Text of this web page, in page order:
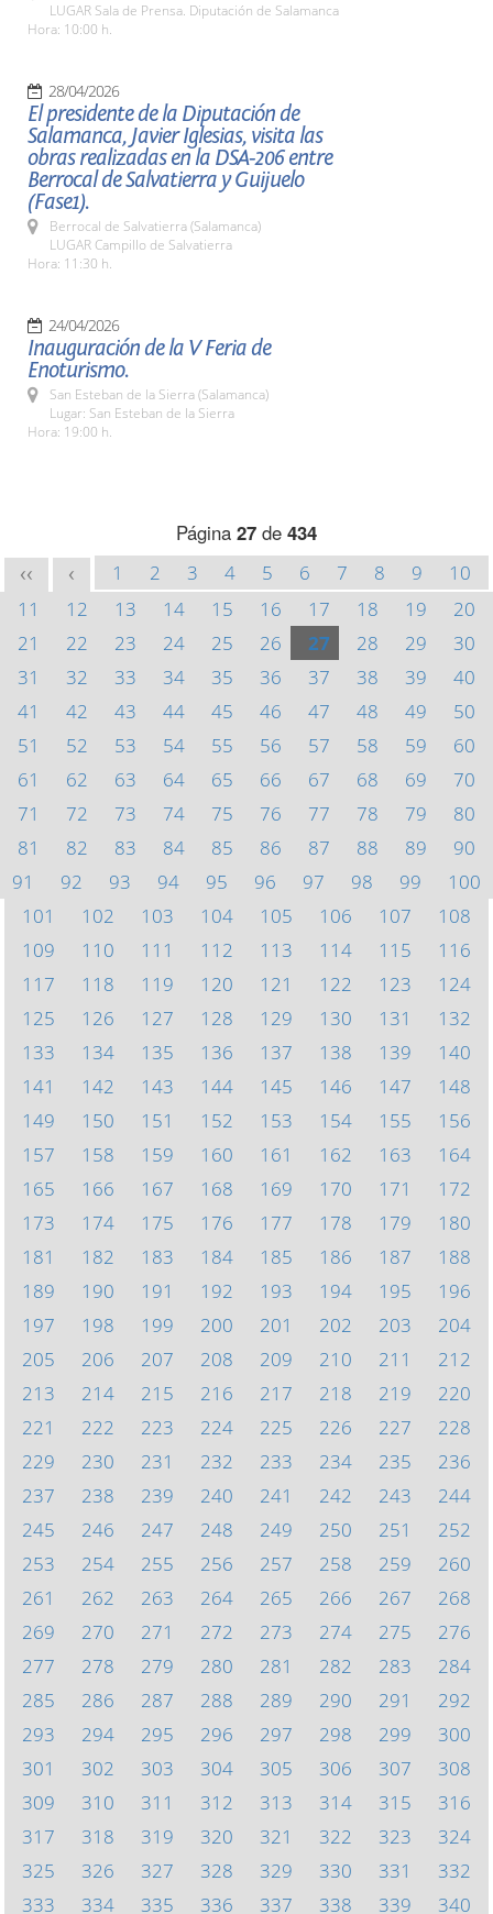
LUGAR Sala de Prensa. Diputación de Salamanca
Hora: 10:00 h.
28/04/2026
El presidente de la Diputación de
Salamanca, Javier Iglesias, visita las
obras realizadas en la DSA-206 entre
Berrocal de Salvatierra y Guijuelo
(Fase1).
Berrocal de Salvatierra (Salamanca)
LUGAR Campillo de Salvatierra
Hora: 11:30 h.
24/04/2026
Inauguración de la V Feria de
Enoturismo.
San Esteban de la Sierra (Salamanca)
Lugar: San Esteban de la Sierra
Hora: 19:00 h.
Página 27 de 434
<< < 1 2 3 4 5 6 7 8 9
10
11
12 13 14 15 16 17 18 19
20
21
22 23 24 25 26 27 28 29
30
31
32 33 34 35 36 37 38 39
40
41
42 43 44 45 46 47 48 49
50
51
52 53 54 55 56 57 58 59
60
61
62 63 64 65 66 67 68 69
70
71
72 73 74 75 76 77 78 79
80
81
82 83 84 85 86 87 88 89
90
91
92 93 94 95 96 97 98 99
100
101
102 103 104 105 106 107
108
109
110 111 112 113 114 115
116
117
118 119 120 121 122 123
124
125
126 127 128 129 130 131
132
133
134 135 136 137 138 139
140
141
142 143 144 145 146 147
148
149
150 151 152 153 154 155
156
157
158 159 160 161 162 163
164
165
166 167 168 169 170 171
172
173
174 175 176 177 178 179
180
181
182 183 184 185 186 187
188
189
190 191 192 193 194 195
196
197
198 199 200 201 202 203
204
205
206 207 208 209 210 211
212
213
214 215 216 217 218 219
220
221
222 223 224 225 226 227
228
229
230 231 232 233 234 235
236
237
238 239 240 241 242 243
244
245
246 247 248 249 250 251
252
253
254 255 256 257 258 259
260
261
262 263 264 265 266 267
268
269
270 271 272 273 274 275
276
277
278 279 280 281 282 283
284
285
286 287 288 289 290 291
292
293
294 295 296 297 298 299
300
301
302 303 304 305 306 307
308
309
310 311 312 313 314 315
316
317
318 319 320 321 322 323
324
325
326 327 328 329 330 331
332
333
334 335 336 337 338 339 340